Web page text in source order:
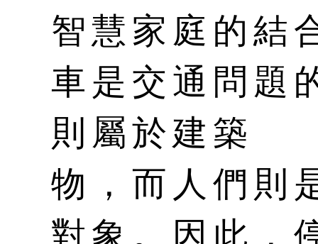
智慧家庭的結
車是交通問題
則屬於建築
物，而人們則
對象。因此，